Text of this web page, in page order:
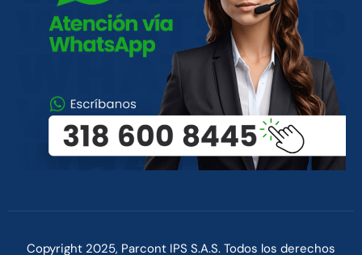
Copyright 2025, Parcont IPS S.A.S. Todos los derechos